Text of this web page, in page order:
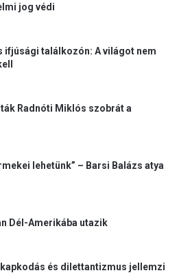
jog védi
ifjúsági találkozón: A világot nem
Radnóti Miklós szobrát a
lehetünk” – Barsi Balázs atya
Dél-Amerikába utazik
és dilettantizmus jellemzi